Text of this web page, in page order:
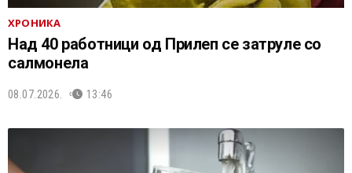
ХРОНИКА
Над 40 работници од Прилеп се затруле со
салмонела
08.07.2026. 13:46